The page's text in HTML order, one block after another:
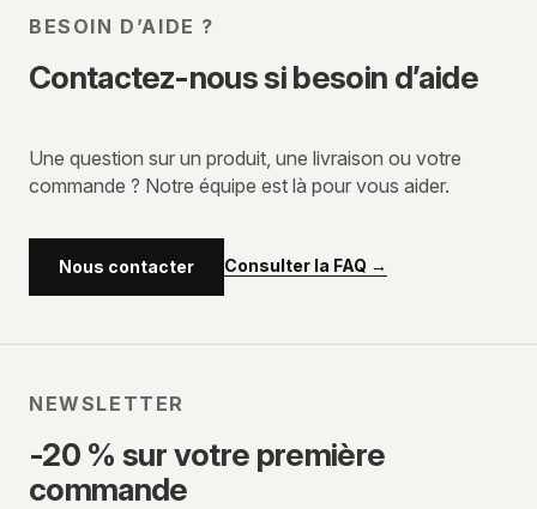
BESOIN D’AIDE ?
Contactez-nous si besoin d’aide
Une question sur un produit, une livraison ou votre
commande ? Notre équipe est là pour vous aider.
Nous contacter Consulter la FAQ →
NEWSLETTER
-20 % sur votre première
commande